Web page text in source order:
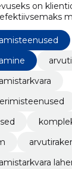
on
alates
kuni